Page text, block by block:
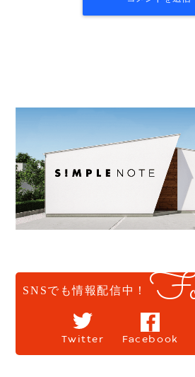
SNSでも情報配信中！
Twitter Facebook